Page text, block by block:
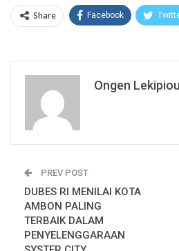
Share Facebook
Ongen
PREV POST
DUBES RI MENILAI KOTA
AMBON PALING
TERBAIK DALAM
PENYELENGGARAAN